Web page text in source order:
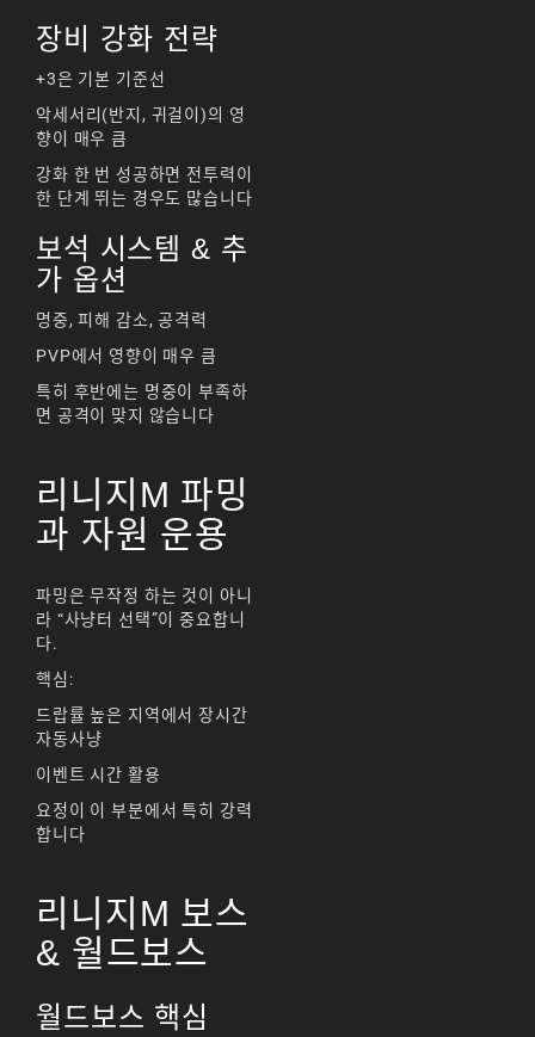
장비 강화 전략
+3은 기본 기준선
악세서리(반지, 귀걸이)의 영
향이 매우 큼
강화 한 번 성공하면 전투력이
한 단계 뛰는 경우도 많습니다
보석 시스템 & 추
가 옵션
명중, 피해 감소, 공격력
PVP에서 영향이 매우 큼
특히 후반에는 명중이 부족하
면 공격이 맞지 않습니다
리니지M 파밍
과 자원 운용
파밍은 무작정 하는 것이 아니
라 “사냥터 선택”이 중요합니
다.
핵심:
드랍률 높은 지역에서 장시간
자동사냥
이벤트 시간 활용
요정이 이 부분에서 특히 강력
합니다
리니지M 보스
& 월드보스
월드보스 핵심